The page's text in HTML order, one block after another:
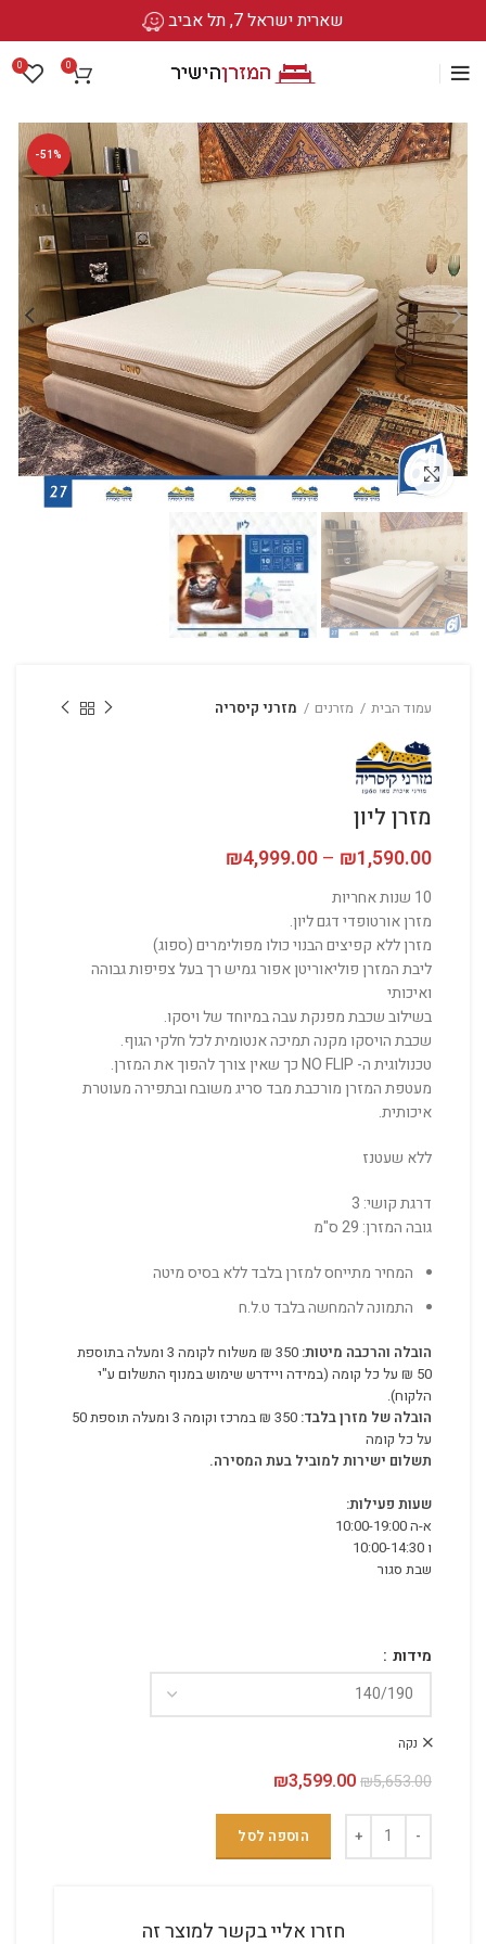
שארית ישראל 7, תל אביב
0
0
-51%
לחץ להגדלה
עמוד הבית מזרנים מזרני קיסריה
מזרן ליון
₪1,590.00
–
₪4,999.00
10 שנות אחריות
מזרן אורטופדי דגם ליון.
מזרן ללא קפיצים הבנוי כולו מפולימרים (ספוג)
ליבת המזרן פוליאוריטן אפור גמיש רך בעל צפיפות גבוהה
ואיכותי
בשילובשכבת מפנקת עבה במיוחד של ויסקו.
שכבת הויסקו מקנה תמיכה אנטומית לכל חלקי הגוף.
טכנולוגית ה- NO FLIP כך שאין צורך להפוך את המזרן.
מעטפת המזרן מורכבת מבד סריג משובח ובתפירה מעוטרת
איכותית.
ללא שעטנז
דרגת קושי: 3
גובה המזרן: 29
ס"מ
המחיר מתייחס למזרן בלבד ללא בסיס מיטה
התמונה להמחשה בלבד ט.ל.ח
הובלה והרכבה מיטות:
350 ₪ משלוח לקומה 3 ומעלה בתוספת
50 ₪ על כל קומה (במידה ויידרש שימוש במנוף התשלום ע"י
הלקוח).
הובלה של מזרן בלבד:
350 ₪ במרכז וקומה 3 ומעלה תוספת 50
על כל קומה
תשלום ישירות למוביל בעת המסירה.
שעות פעילות:
א-ה 10:00-19:00
ו 10:00-14:30
שבת סגור
מידות
נקה
₪5,653.00 המחיר המקורי היה: ₪5,653.00.
₪3,599.00
הוספה לסל
חזרו אליי בקשר למוצר זה